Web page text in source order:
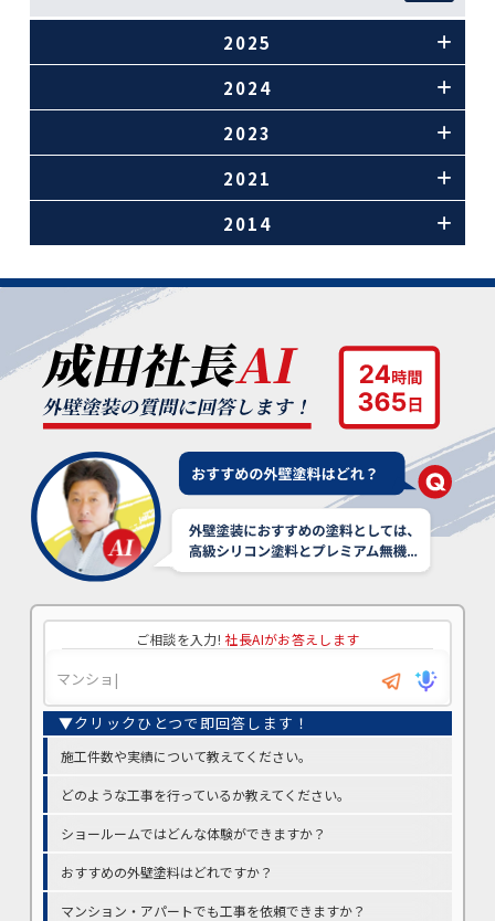
2025
2024
2023
2021
2014
ご相談を入力! 社長AIがお答えします
施工件数や実績について教えてください。
どのような工事を行っているか教えてください。
ショールームではどんな体験ができますか？
おすすめの外壁塗料はどれですか？
マンション・アパートでも工事を依頼できますか？